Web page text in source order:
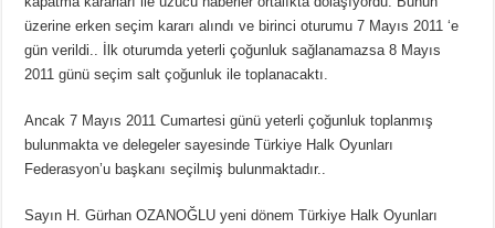
üzerine erken seçim kararı alındı ve birinci oturumu 7 Mayıs 2011 ‘e
gün verildi.. İlk oturumda yeterli çoğunluk sağlanamazsa 8 Mayıs
2011 günü seçim salt çoğunluk ile toplanacaktı.
Ancak 7 Mayıs 2011 Cumartesi günü yeterli çoğunluk toplanmış
bulunmakta ve delegeler sayesinde Türkiye Halk Oyunları
Federasyon’u başkanı seçilmiş bulunmaktadır..
Sayın H. Gürhan OZANOĞLU yeni dönem Türkiye Halk Oyunları